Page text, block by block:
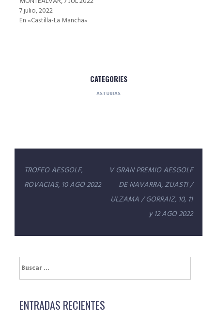
7 julio, 2022
En «Castilla-La Mancha»
CATEGORIES
ASTURIAS
Navegación
de
TROFEO AESGOLF,
ROVACIAS, 10 AGO 2022
V GRAN PREMIO AESGOLF
DE NAVARRA, ZUASTI /
ULZAMA / GORRAIZ, 10, 11
y 12 AGO 2022
Buscar:
ENTRADAS RECIENTES